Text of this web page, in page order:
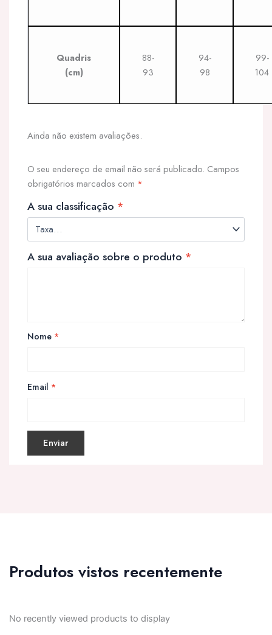
Quadris
(cm)
88-
93
94-
98
99-
104
Ainda não existem avaliações.
O seu endereço de email não será publicado. Campos
obrigatórios marcados com *
A sua classificação *
A sua avaliação sobre o produto *
Nome *
Email *
Produtos vistos recentemente
No recently viewed products to display